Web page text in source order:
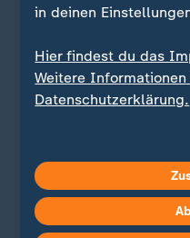
Quelle: Reuters
in deinen
Hier findest du das
Weitere
Datenschutzerklärung.